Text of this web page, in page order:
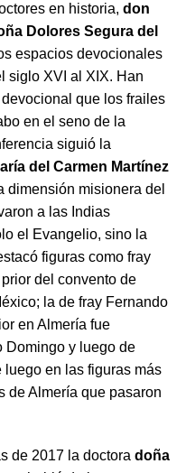
en historia, don
Dolores Segura del
espacios devocionales
siglo XVI al XIX. Han
que los frailes
en el seno de la
siguió la
del Carmen Martínez
dimensión misionera del
a las Indias
el Evangelio, sino la
figuras como fray
del convento de
la de fray Fernando
en Almería fue
Domingo y luego de
luego en las figuras más
de Almería que pasaron
de 2017 la doctora doña